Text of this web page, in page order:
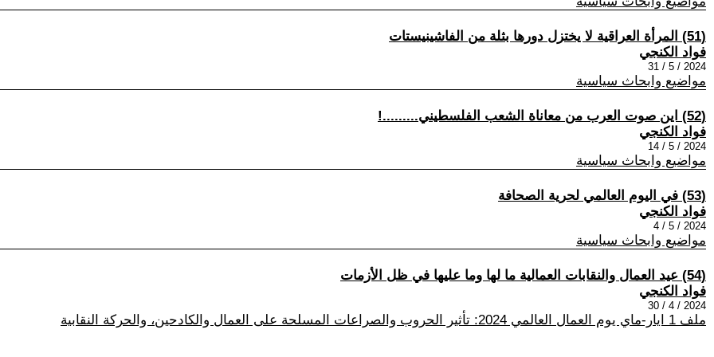
(51) المرأة العراقية لا يختزل دورها بثلة من الفاشينيستات
فواد الكنجي
2024 / 5 / 31
مواضيع وابحاث سياسية
(52) اين صوت العرب من معاناة الشعب الفلسطيني.........!
فواد الكنجي
2024 / 5 / 14
مواضيع وابحاث سياسية
(53) في اليوم العالمي لحرية الصحافة
فواد الكنجي
2024 / 5 / 4
مواضيع وابحاث سياسية
(54) عيد العمال والنقابات العمالية ما لها وما عليها في ظل الأزمات
فواد الكنجي
2024 / 4 / 30
ملف 1 ايار-ماي يوم العمال العالمي 2024: تأثير الحروب والصراعات المسلحة على العمال والكادحين، والحركة النقابية